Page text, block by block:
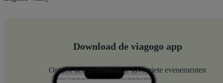
Download de viagogo app
Ontdek heel eenvoudig je favouriete evenementen